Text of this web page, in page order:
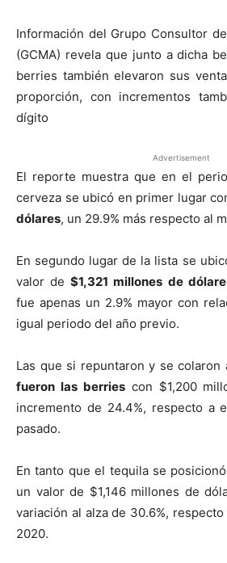
Información del Grupo Consultor
(GCMA) revela que junto a dicha
berries también elevaron sus
proporción, con incrementos
dígito
Advertisement
El reporte muestra que en el
cerveza se ubicó en primer lugar
dólares, un 29.9% más respecto al
En segundo lugar de la lista se
valor de$1,321 millones de
fue apenas un 2.9% mayor con
igual periodo del año previo.
Las que si repuntaron y se colaron
fueron las berriescon $1,200
incremento de 24.4%, respecto a
pasado.
En tanto que el tequila se
un valor de $1,146 millones de
variación al alza de 30.6%,
2020.